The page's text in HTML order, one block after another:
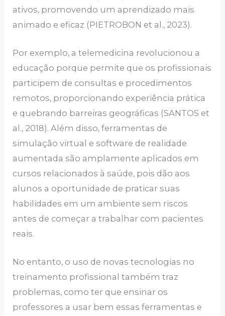
ativos, promovendo um aprendizado mais
animado e eficaz (PIETROBON et al., 2023).
Por exemplo, a telemedicina revolucionou a
educação porque permite que os profissionais
participem de consultas e procedimentos
remotos, proporcionando experiência prática
e quebrando barreiras geográficas (SANTOS et
al., 2018). Além disso, ferramentas de
simulação virtual e software de realidade
aumentada são amplamente aplicados em
cursos relacionados à saúde, pois dão aos
alunos a oportunidade de praticar suas
habilidades em um ambiente sem riscos
antes de começar a trabalhar com pacientes
reais.
No entanto, o uso de novas tecnologias no
treinamento profissional também traz
problemas, como ter que ensinar os
professores a usar bem essas ferramentas e